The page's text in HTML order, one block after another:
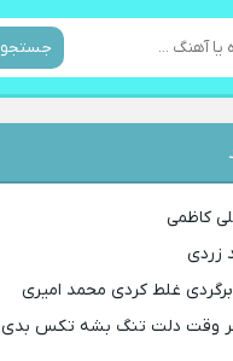
جستجو
کاظمی
زردی
غلط کردی محمد امیری
هر وقت دلت تنگ بشه تکس بدی